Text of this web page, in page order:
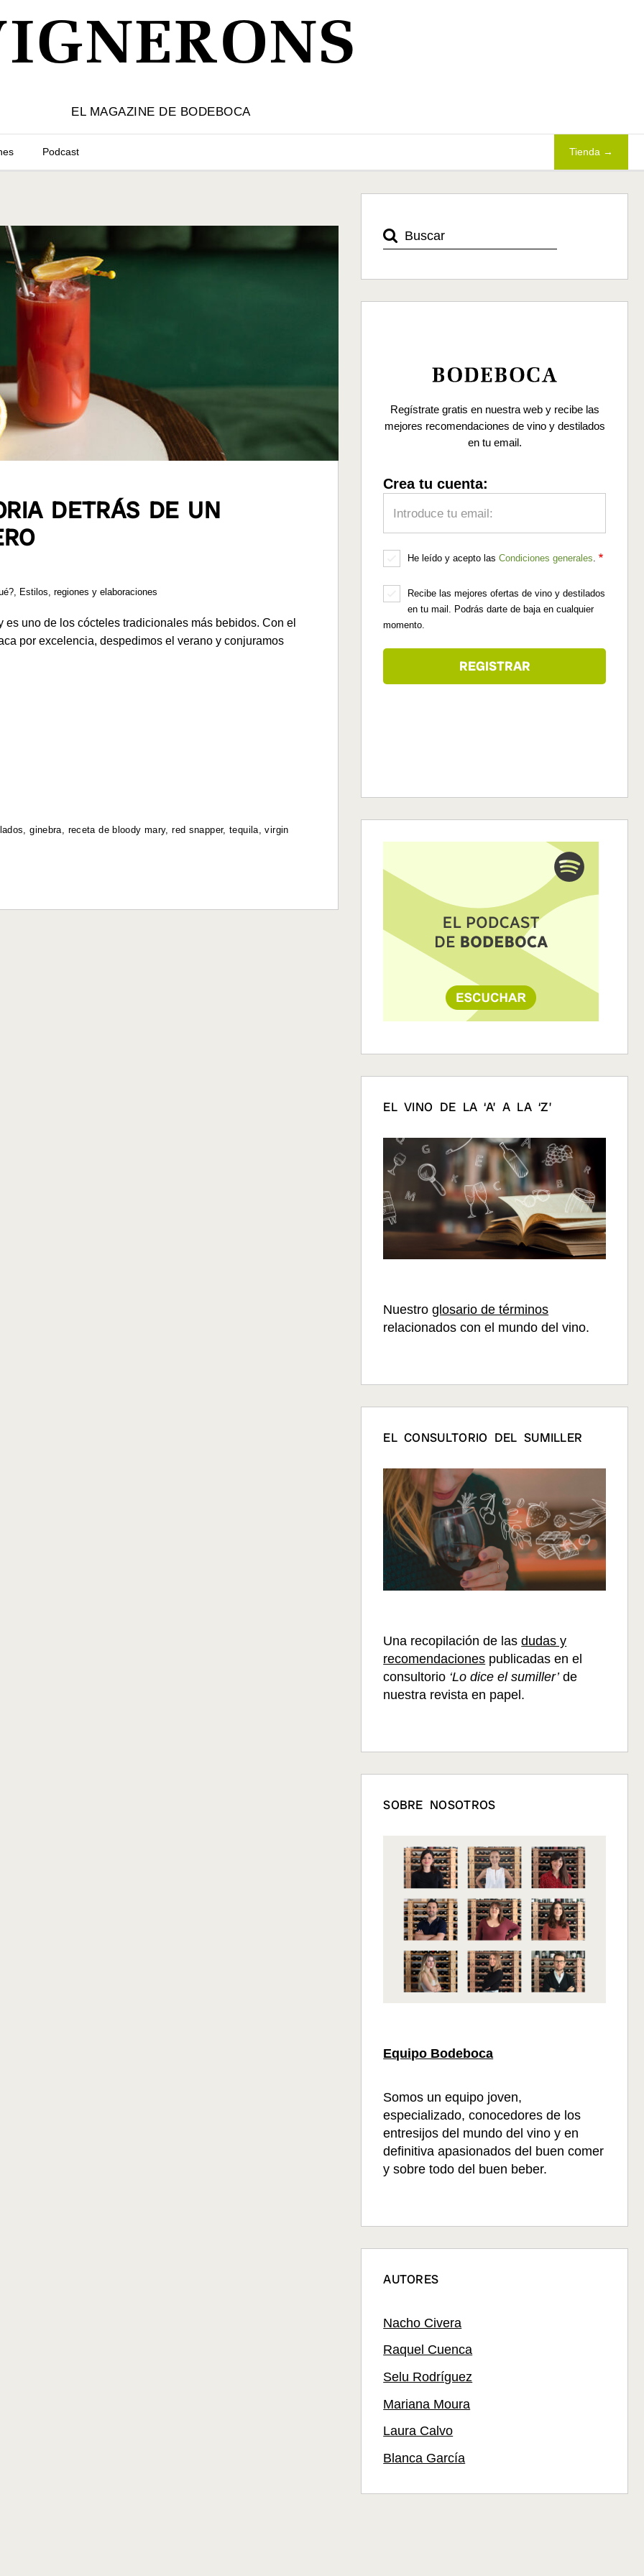
EL MAGAZINE DE BODEBOCA
Podcast Tienda
DETRÁS DE UN
Estilos, regiones y elaboraciones
uno de los cócteles tradicionales más bebidos. Con el
por excelencia, despedimos el verano y conjuramos
,ginebra receta de bloody mary,red snapper, tequila ,virgin
EL VINO DE LA ‘A’ A LA ‘Z’
Nuestroglosario de términos
relacionados con el mundo del vino.
EL CONSULTORIO DEL SUMILLER
Una recopilación de lasdudas y
recomendaciones publicadas en el
consultorio ‘Lo dice el sumiller’de
nuestra revista en papel.
SOBRE NOSOTROS
Equipo Bodeboca
Somos un equipo joven,
especializado, conocedores de los
entresijos del mundo del vino y en
definitiva apasionados del buen comer
y sobre todo del buen beber.
AUTORES
Nacho Civera
Raquel Cuenca
Selu Rodríguez
Mariana Moura
Laura Calvo
Blanca García